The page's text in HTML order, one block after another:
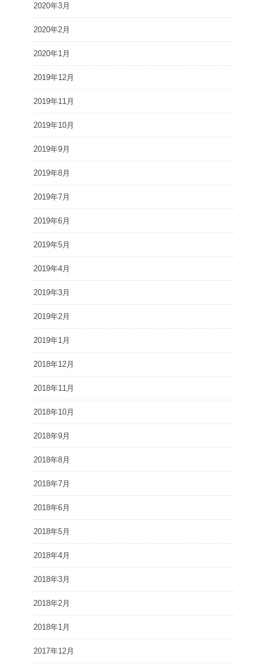
2020年3月
2020年2月
2020年1月
2019年12月
2019年11月
2019年10月
2019年9月
2019年8月
2019年7月
2019年6月
2019年5月
2019年4月
2019年3月
2019年2月
2019年1月
2018年12月
2018年11月
2018年10月
2018年9月
2018年8月
2018年7月
2018年6月
2018年5月
2018年4月
2018年3月
2018年2月
2018年1月
2017年12月